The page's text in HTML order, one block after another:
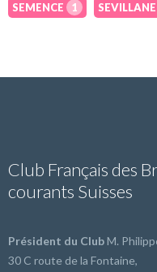
SEMENCE 1 SEVILLANE
Club Français des
courants Suisses
Président du ClubM.
30 C route de la Fontaine,